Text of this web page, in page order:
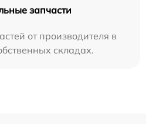
запчасти
от производителя в
складах.